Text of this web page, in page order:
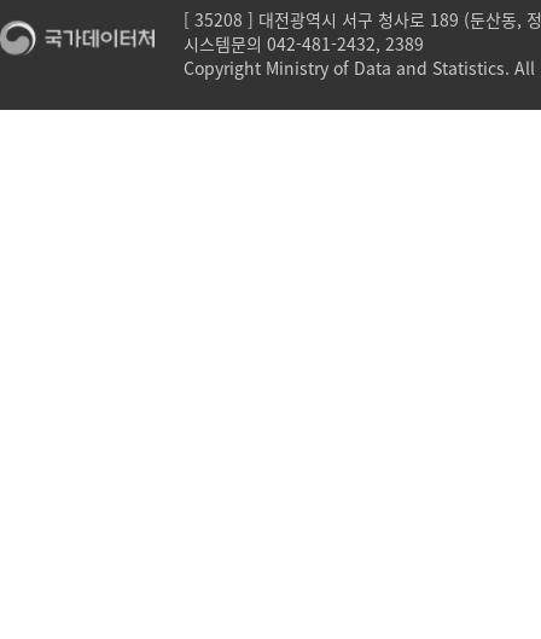
[ 35208 ] 대전광역시 서구 청사로 189 (둔산동,
시스템문의 042-481-2432, 2389
Copyright Ministry of Data and Statistics.